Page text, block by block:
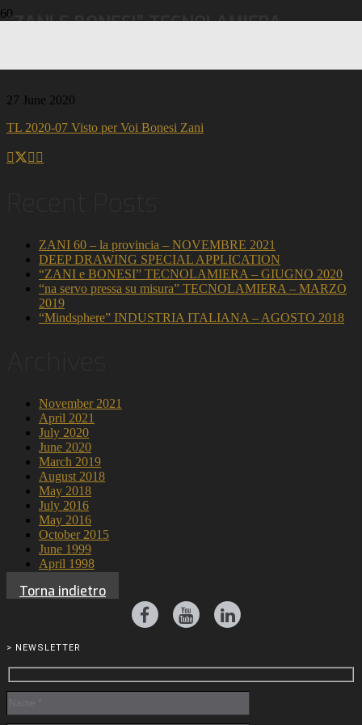
“ZANI E BONESI” TECNOLAMIERA –
27 June 2020
TL 2020-07 Visto per Voi Bonesi Zani
ZANI 60 – la provincia – NOVEMBRE 2021
DEEP DRAWING SPECIAL APPLICATION
“ZANI e BONESI” TECNOLAMIERA – GIUGNO 2020
“na servo pressa su misura” TECNOLAMIERA – MARZO
2019
“Mindsphere” INDUSTRIA ITALIANA – AGOSTO 2018
November 2021
April 2021
July 2020
June 2020
March 2019
August 2018
May 2018
July 2016
May 2016
October 2015
June 1999
April 1998
Torna indietro
> NEWSLETTER